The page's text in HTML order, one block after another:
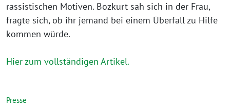
rassistischen Motiven. Bozkurt sah sich in der Frau,
fragte sich, ob ihr jemand bei einem Überfall zu Hilfe
kommen würde.
Hier zum vollständigen Artikel.
Presse